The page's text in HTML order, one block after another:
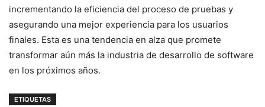
incrementando la eficiencia del proceso de pruebas‍ y
asegurando una mejor experiencia ⁣para los usuarios
finales. Esta es una tendencia ​en alza que‌ promete‌
transformar ‌aún más la industria de‌ desarrollo de‍ software
‌en los ⁢próximos años.
ETIQUETAS